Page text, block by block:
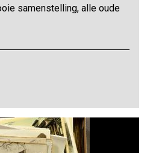
samenstelling, alle oude